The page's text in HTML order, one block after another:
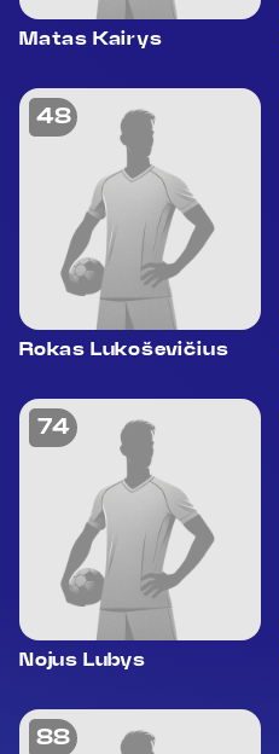
Matas Kairys
48
Rokas Lukoševičius
74
Nojus Lubys
88